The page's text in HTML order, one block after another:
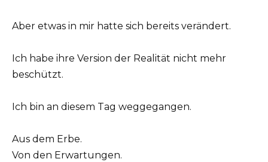
Aber etwas in mir hatte sich bereits verändert.
Ich habe ihre Version der Realität nicht mehr
beschützt.
Ich bin an diesem Tag weggegangen.
Aus dem Erbe.
Von den Erwartungen.